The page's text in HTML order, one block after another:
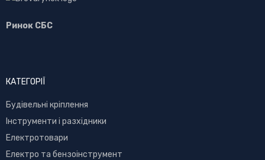
Ринок СБС
КАТЕГОРІЇ
Будівельні кріплення
Інструменти і разхідники
Електротовари
Електро та бензоінструмент